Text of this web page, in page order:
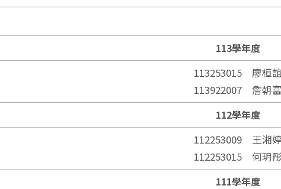
113學年度
113253015 廖桓
113922007 詹朝富
112學年度
112253009 王湘
112253015 何玥彤
111學年度